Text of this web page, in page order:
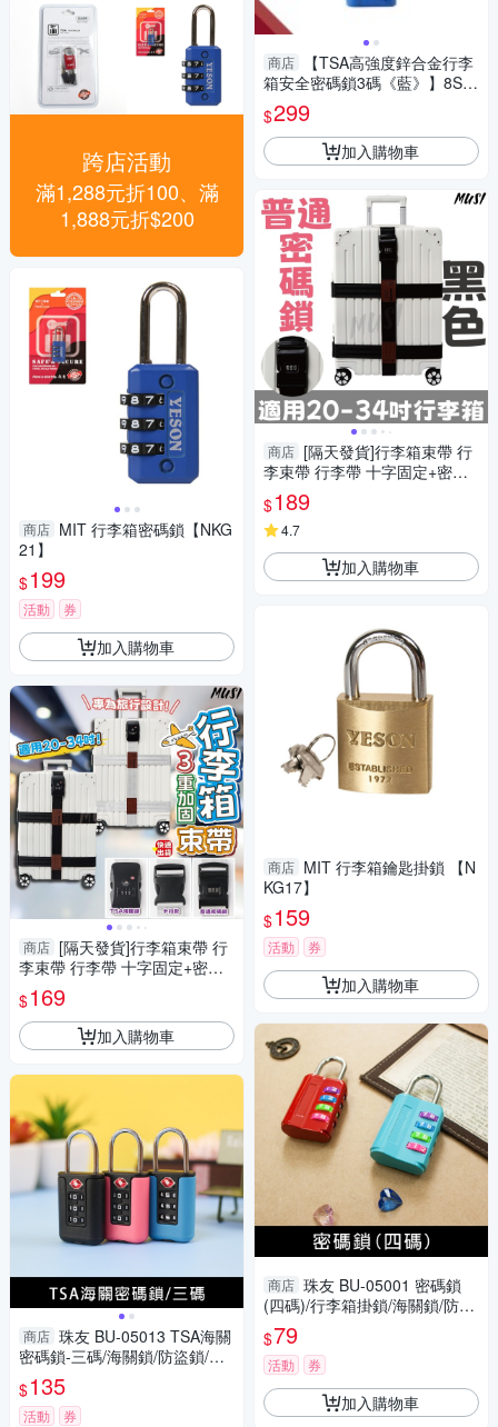
跨店活動
滿1,288元折100、滿
1,888元折$200
商店 MIT 行李箱密碼鎖【NKG
21】
$199
活動 券
加入購物車
商店 [隔天發貨]行李箱束帶 行
李束帶 行李帶 十字固定+密碼
鎖 行李綁帶 行李固定帶 旅行必
備
$169
加入購物車
商店 珠友 BU-05013 TSA海關
密碼鎖-三碼/海關鎖/防盜鎖/行
李箱掛鎖
$135
活動 券
商店
【TSA高強度鋅合金行李
箱安全密碼鎖3碼《藍》】8SG
TSA719B/防盜鎖/海關鎖/行李
鎖
$299
加入購物車
商店 [隔天發貨]行李箱束帶 行
李束帶 行李帶 十字固定+密碼
鎖 行李綁帶 行李固定帶 旅行必
備
$189
4.7
加入購物車
商店 MIT 行李箱鑰匙掛鎖 【N
KG17】
$159
活動 券
加入購物車
商店 珠友 BU-05001 密碼鎖
(四碼)/行李箱掛鎖/海關鎖/防盜
鎖
$79
活動 券
加入購物車